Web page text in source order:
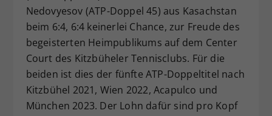
Nedovyesov (ATP-Doppel 45) aus Kasachstan
beim 6:4, 6:4 keinerlei Chance, zur Freude des
begeisterten Heimpublikums auf dem Center
Court des Kitzbüheler Tennisclubs. Für die
beiden ist dies der fünfte ATP-Doppeltitel nach
Kitzbühel 2021, Wien 2022, Acapulco und
München 2023. Der Lohn dafür sind pro Kopf